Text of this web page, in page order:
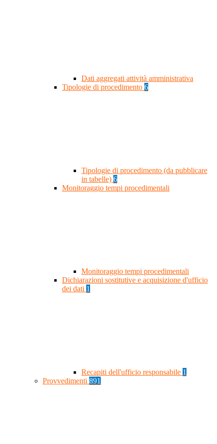
Dati aggregati attività amministrativa
Tipologie di procedimento 6
Tipologie di procedimento (da pubblicare
in tabelle) 6
Monitoraggio tempi procedimentali
Monitoraggio tempi procedimentali
Dichiarazioni sostitutive e acquisizione d'ufficio
dei dati 1
Recapiti dell'ufficio responsabile 1
Provvedimenti 891